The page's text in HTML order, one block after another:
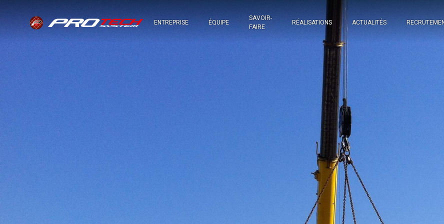
ENTREPRISE ÉQUIPE
SAVOIR-
FAIRE
RÉALISATIONS ACTUALITÉS